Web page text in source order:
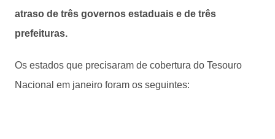
atraso de três governos estaduais e de três
prefeituras.
Os estados que precisaram de cobertura do Tesouro
Nacional em janeiro foram os seguintes: